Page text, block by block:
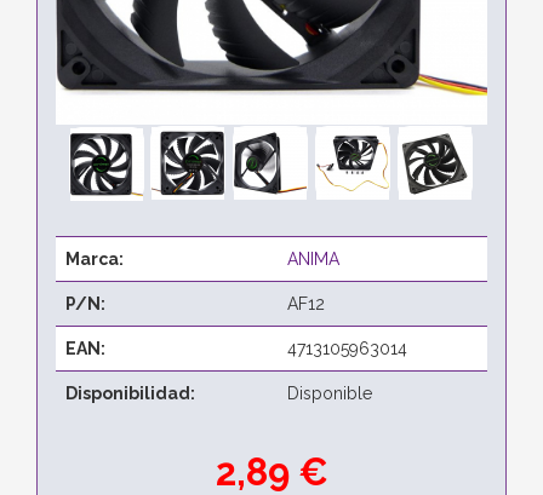
Marca: ANIMA
P/N: AF12
EAN: 4713105963014
Disponibilidad: Disponible
2,89 €